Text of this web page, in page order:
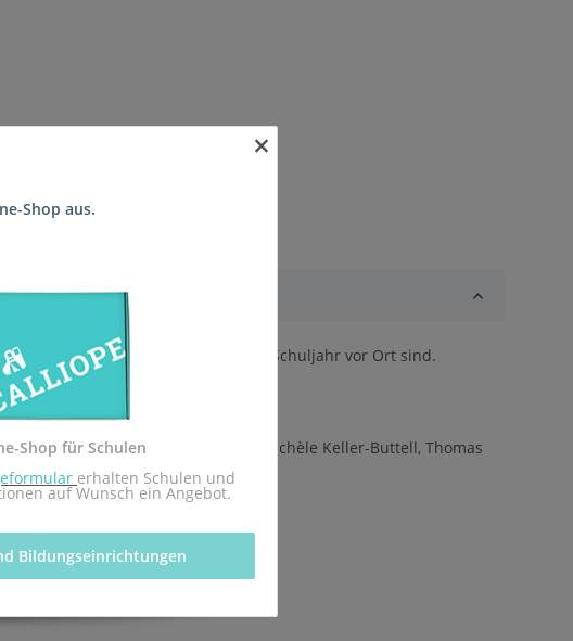
sie rechtzeitig zum kommenden Schuljahr vor Ort sind.
Pfalz.
Stockhausen, Niko Markus, Michèle Keller-Buttell, Thomas
×
Shop aus.
Shop für Schulen
erhalten Schulen und
auf Wunsch ein Angebot.
Bildungseinrichtungen